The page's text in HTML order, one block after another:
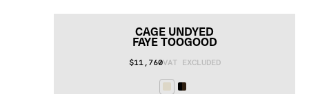
CAGE UNDYED
FAYE TOOGOOD
$11,760VAT EXCLUDED